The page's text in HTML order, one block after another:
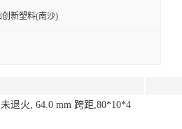
创新塑料(南沙)
退火, 64.0 mm 跨距,80*10*4